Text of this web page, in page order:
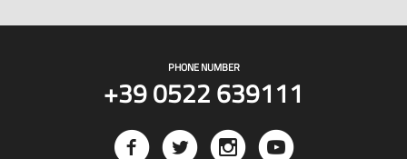
PHONE NUMBER
+39 0522 639111